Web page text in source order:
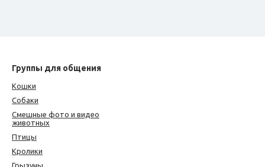
Группы для общения
Кошки
Собаки
Смешные фото и видео
животных
Птицы
Кролики
Грызуны